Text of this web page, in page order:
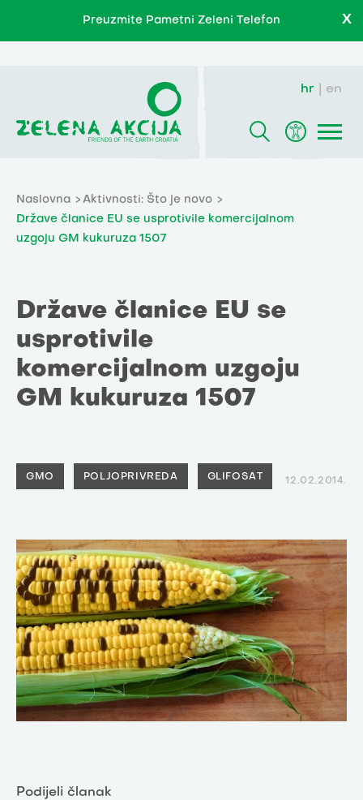
Preuzmite Pametni Zeleni Telefon X
hr en
Naslovna
Aktivnosti: Što je novo
Države članice EU se usprotivile komercijalnom
uzgoju GM kukuruza 1507
Države članice EU se
usprotivile
komercijalnom uzgoju
GM kukuruza 1507
GMO POLJOPRIVREDA GLIFOSAT 12.02.2014.
Podijeli članak